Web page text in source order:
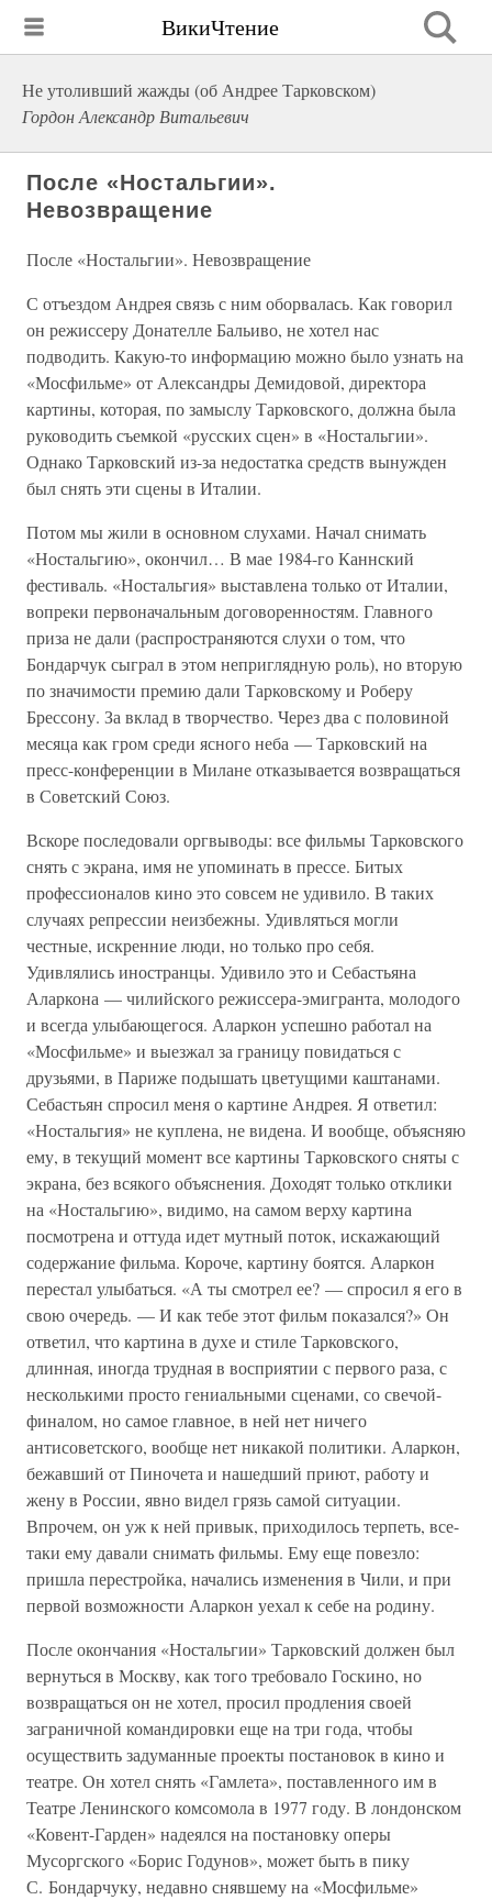
ВикиЧтение
Не утоливший жажды (об Андрее Тарковском)
Гордон Александр Витальевич
После «Ностальгии».
Невозвращение
После «Ностальгии». Невозвращение
С отъездом Андрея связь с ним оборвалась. Как говорил
он режиссеру Донателле Бальиво, не хотел нас
подводить. Какую-то информацию можно было узнать на
«Мосфильме» от Александры Демидовой, директора
картины, которая, по замыслу Тарковского, должна была
руководить съемкой «русских сцен» в «Ностальгии».
Однако Тарковский из-за недостатка средств вынужден
был снять эти сцены в Италии.
Потом мы жили в основном слухами. Начал снимать
«Ностальгию», окончил… В мае 1984-го Каннский
фестиваль. «Ностальгия» выставлена только от Италии,
вопреки первоначальным договоренностям. Главного
приза не дали (распространяются слухи о том, что
Бондарчук сыграл в этом неприглядную роль), но вторую
по значимости премию дали Тарковскому и Роберу
Брессону. За вклад в творчество. Через два с половиной
месяца как гром среди ясного неба — Тарковский на
пресс-конференции в Милане отказывается возвращаться
в Советский Союз.
Вскоре последовали оргвыводы: все фильмы Тарковского
снять с экрана, имя не упоминать в прессе. Битых
профессионалов кино это совсем не удивило. В таких
случаях репрессии неизбежны. Удивляться могли
честные, искренние люди, но только про себя.
Удивлялись иностранцы. Удивило это и Себастьяна
Аларкона — чилийского режиссера-эмигранта, молодого
и всегда улыбающегося. Аларкон успешно работал на
«Мосфильме» и выезжал за границу повидаться с
друзьями, в Париже подышать цветущими каштанами.
Себастьян спросил меня о картине Андрея. Я ответил:
«Ностальгия» не куплена, не видена. И вообще, объясняю
ему, в текущий момент все картины Тарковского сняты с
экрана, без всякого объяснения. Доходят только отклики
на «Ностальгию», видимо, на самом верху картина
посмотрена и оттуда идет мутный поток, искажающий
содержание фильма. Короче, картину боятся. Аларкон
перестал улыбаться. «А ты смотрел ее? — спросил я его в
свою очередь. — И как тебе этот фильм показался?» Он
ответил, что картина в духе и стиле Тарковского,
длинная, иногда трудная в восприятии с первого раза, с
несколькими просто гениальными сценами, со свечой-
финалом, но самое главное, в ней нет ничего
антисоветского, вообще нет никакой политики. Аларкон,
бежавший от Пиночета и нашедший приют, работу и
жену в России, явно видел грязь самой ситуации.
Впрочем, он уж к ней привык, приходилось терпеть, все-
таки ему давали снимать фильмы. Ему еще повезло:
пришла перестройка, начались изменения в Чили, и при
первой возможности Аларкон уехал к себе на родину.
После окончания «Ностальгии» Тарковский должен был
вернуться в Москву, как того требовало Госкино, но
возвращаться он не хотел, просил продления своей
заграничной командировки еще на три года, чтобы
осуществить задуманные проекты постановок в кино и
театре. Он хотел снять «Гамлета», поставленного им в
Театре Ленинского комсомола в 1977 году. В лондонском
«Ковент-Гарден» надеялся на постановку оперы
Мусоргского «Борис Годунов», может быть в пику
С. Бондарчуку, недавно снявшему на «Мосфильме»